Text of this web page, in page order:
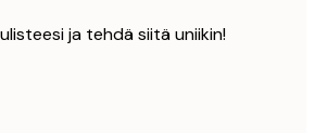
ja tehdä siitä uniikin!